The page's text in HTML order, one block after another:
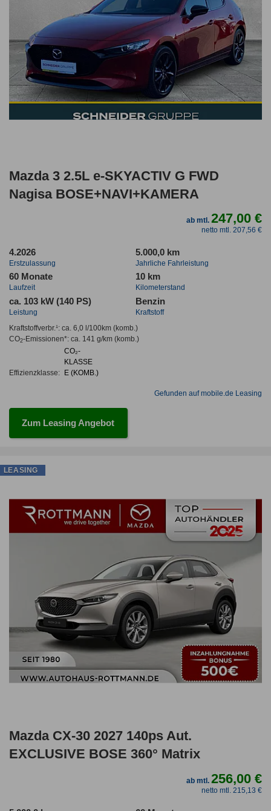
Mazda 3 2.5L e-SKYACTIV G FWD
Nagisa BOSE+NAVI+KAMERA
ab mtl.247,00 €
netto mtl. 207,56 €
4.2026
Erstzulassung
5.000,0 km
Jahrliche Fahrleistung
60 Monate
Laufzeit
10 km
Kilometerstand
ca. 103 kW (140 PS)
Leistung
Benzin
Kraftstoff
Kraftstoffverbr.¹: ca. 6,0 l/100km(komb.)
CO2-Emissionen*: ca. 141 g/km(komb.)
Effizienzklasse:
CO₂-
KLASSE
E (KOMB.)
Gefunden auf mobile.de Leasing
Zum Leasing Angebot
Mazda CX-30 2027 140ps Aut.
EXCLUSIVE BOSE 360° Matrix
ab mtl.256,00 €
netto mtl. 215,13 €
LEASING